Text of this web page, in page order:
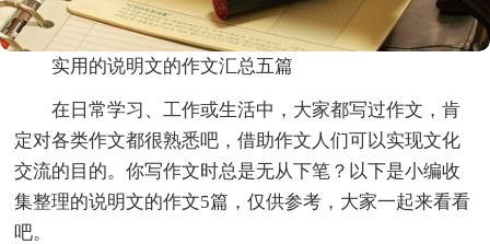
实用的说明文的作文汇总五篇
在日常学习、工作或生活中，大家都写过作文，肯
定对各类作文都很熟悉吧，借助作文人们可以实现文化
交流的目的。你写作文时总是无从下笔？以下是小编收
集整理的说明文的作文5篇，仅供参考，大家一起来看看
吧。